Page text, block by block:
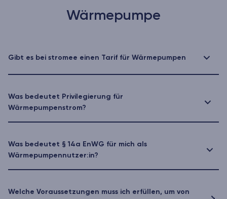
Wärmepumpe
Gibt es bei stromee einen Tarif für Wärmepumpen
Was bedeutet Privilegierung für
Wärmepumpenstrom?
Was bedeutet § 14a EnWG für mich als
Wärmepumpennutzer:in?
Welche Voraussetzungen muss ich erfüllen, um von